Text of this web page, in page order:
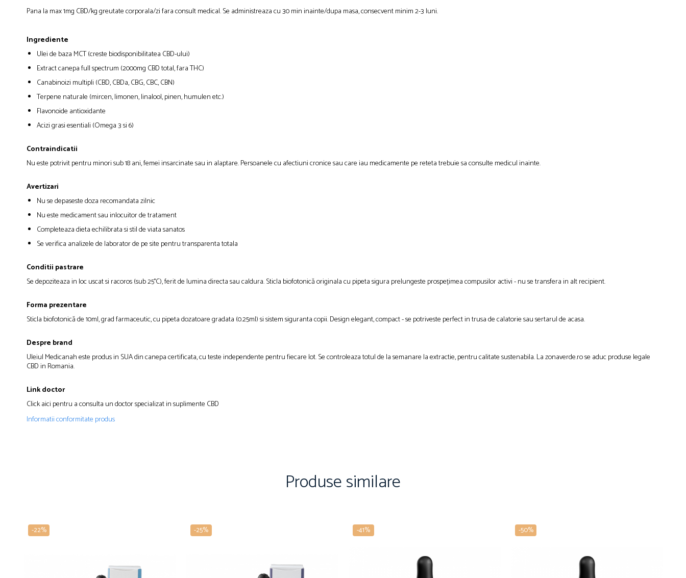
Pana la max 1mg CBD/kg greutate corporala/zi fara consult medical. Se administreaza cu 30 min inainte/dupa masa, consecvent minim 2-3 luni.
Ingrediente
Ulei de baza MCT (creste biodisponibilitatea CBD-ului)
Extract canepa full spectrum (2000mg CBD total, fara THC)
Canabinoizi multipli (CBD, CBDa, CBG, CBC, CBN)
Terpene naturale (mircen, limonen, linalool, pinen, humulen etc.)
Flavonoide antioxidante
Acizi grasi esentiali (Omega 3 si 6)
Contraindicatii
Nu este potrivit pentru minori sub 18 ani, femei insarcinate sau in alaptare. Persoanele cu afectiuni cronice sau care iau medicamente pe reteta trebuie sa consulte medicul inainte.
Avertizari
Nu se depaseste doza recomandata zilnic
Nu este medicament sau inlocuitor de tratament
Completeaza dieta echilibrata si stil de viata sanatos
Se verifica analizele de laborator de pe site pentru transparenta totala
Conditii pastrare
Se depoziteaza in loc uscat si racoros (sub 25°C), ferit de lumina directa sau caldura. Sticla biofotonică originala cu pipeta sigura prelungeste prospețimea compusilor activi - nu se transfera in alt recipient.
Forma prezentare
Sticla biofotonică de 10ml, grad farmaceutic, cu pipeta dozatoare gradata (0.25ml) si sistem siguranta copii. Design elegant, compact - se potriveste perfect in trusa de calatorie sau sertarul de acasa.
Despre brand
Uleiul Medicanah este produs in SUA din canepa certificata, cu teste independente pentru fiecare lot. Se controleaza totul de la semanare la extractie, pentru calitate sustenabila. La zonaverde.ro se aduc produse legale
CBD in Romania.
Link doctor
Click aici pentru a consulta un doctor specializat in suplimente CBD
Informatii conformitate produs
Produse similare
-22% -25% -41% -50%